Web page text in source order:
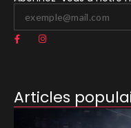
Articles